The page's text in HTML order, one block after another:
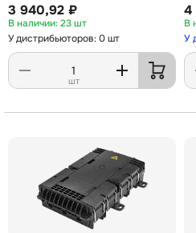
3 940,92 ₽
23 шт
У дистрибьюторов: 0 шт
шт
4
У